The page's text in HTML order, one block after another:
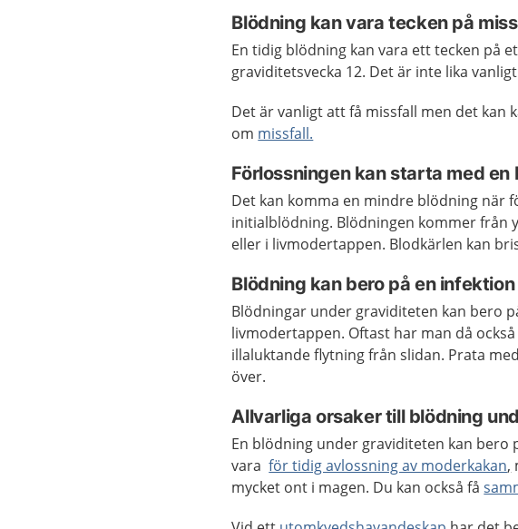
Blödning kan vara tecken på
En tidig blödning kan vara ett tecken på
graviditetsvecka 12. Det är inte lika
Det är vanligt att få missfall men det kan
om missfall.
Förlossningen kan starta med en
Det kan komma en mindre blödning när
initialblödning. Blödningen kommer från
eller i livmodertappen. Blodkärlen kan
Blödning kan bero på en infektion
Blödningar under graviditeten kan bero
livmodertappen. Oftast har man då
illaluktande flytning från slidan. Prata
över.
Allvarliga orsaker till blödning
En blödning under graviditeten kan bero
varaför tidig avlossning av moderkakan,
mycket ont i magen. Du kan också få